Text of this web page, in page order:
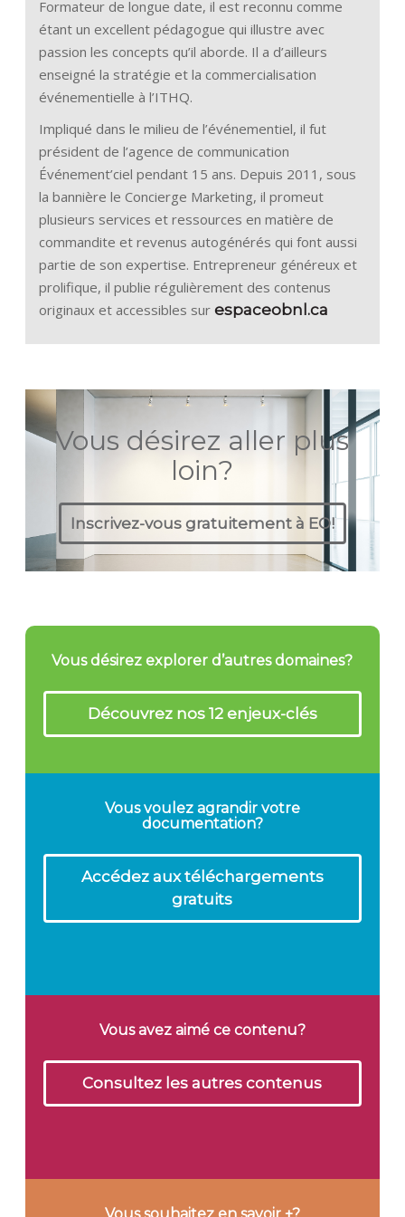
Formateur de longue date, il est reconnu comme
étant un excellent pédagogue qui illustre avec
passion les concepts qu’il aborde. Il a d’ailleurs
enseigné la stratégie et la commercialisation
événementielle à l’ITHQ.
Impliqué dans le milieu de l’événementiel, il fut
président de l’agence de communication
Événement’ciel pendant 15 ans. Depuis 2011, sous
la bannière le Concierge Marketing, il promeut
plusieurs services et ressources en matière de
commandite et revenus autogénérés qui font aussi
partie de son expertise. Entrepreneur généreux et
prolifique, il publie régulièrement des contenus
originaux et accessibles surespaceobnl.ca
Vous désirez aller plus
loin?
Inscrivez-vous gratuitement à EO!
Vous désirez explorer d’autres domaines?
Découvrez nos 12 enjeux-clés
Vous voulez agrandir votre
documentation?
Accédez aux téléchargements
gratuits
Vous avez aimé ce contenu?
Consultez les autres contenus